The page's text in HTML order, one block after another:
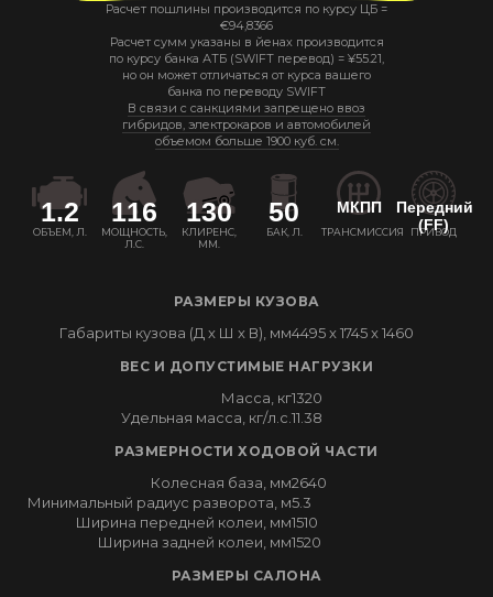
ОБЪЕМ, Л.
1.2
МОЩНОСТЬ,
Л.С.
116
КЛИРЕНС,
ММ.
130
БАК, Л.
50
ТРАНСМИССИЯ
МКПП
ПРИВОД
Передний
(FF)
РАЗМЕРЫ КУЗОВА
Габариты кузова (Д x Ш x В), мм4495 x 1745 x 1460
ВЕС И ДОПУСТИМЫЕ НАГРУЗКИ
Масса, кг1320
Удельная масса, кг/л.с. 11.38
РАЗМЕРНОСТИ ХОДОВОЙ ЧАСТИ
Колесная база, мм2640
Минимальный радиус разворота, м5.3
Ширина передней колеи, мм1510
Ширина задней колеи, мм1520
РАЗМЕРЫ САЛОНА
Расчет пошлины производится по курсу ЦБ =
€94,8366
Расчет сумм указаны в йенах производится
по курсу банка АТБ (SWIFT перевод) = ¥55.21,
но он может отличаться от курса вашего
банка по переводу SWIFT
В связи с санкциями запрещено ввоз
гибридов, электрокаров и автомобилей
объемом больше 1900 куб. см.